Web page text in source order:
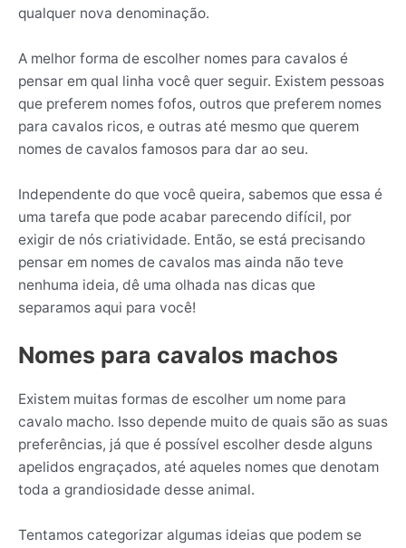
qualquer nova denominação.
A melhor forma de escolher nomes para cavalos é
pensar em qual linha você quer seguir. Existem pessoas
que preferem nomes fofos, outros que preferem nomes
para cavalos ricos, e outras até mesmo que querem
nomes de cavalos famosos para dar ao seu.
Independente do que você queira, sabemos que essa é
uma tarefa que pode acabar parecendo difícil, por
exigir de nós criatividade. Então, se está precisando
pensar em nomes de cavalos mas ainda não teve
nenhuma ideia, dê uma olhada nas dicas que
separamos aqui para você!
Nomes para cavalos machos
Existem muitas formas de escolher um nome para
cavalo macho. Isso depende muito de quais são as suas
preferências, já que é possível escolher desde alguns
apelidos engraçados, até aqueles nomes que denotam
toda a grandiosidade desse animal.
Tentamos categorizar algumas ideias que podem se